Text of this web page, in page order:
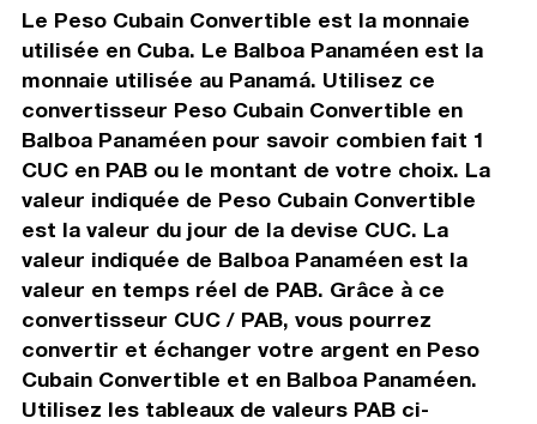
Le Peso Cubain Convertible est la monnaie
utilisée en Cuba. Le Balboa Panaméen est la
monnaie utilisée au Panamá. Utilisez ce
convertisseur Peso Cubain Convertible en
Balboa Panaméen pour savoir combien fait 1
CUC en PAB ou le montant de votre choix. La
valeur indiquée de Peso Cubain Convertible
est la valeur du jour de la devise CUC. La
valeur indiquée de Balboa Panaméen est la
valeur en temps réel de PAB. Grâce à ce
convertisseur CUC / PAB, vous pourrez
convertir et échanger votre argent en Peso
Cubain Convertible et en Balboa Panaméen.
Utilisez les tableaux de valeurs PAB ci-